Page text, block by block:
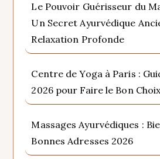
Le Pouvoir Guérisseur du
Un Secret Ayurvédique
Relaxation Profonde
Centre de Yoga à Paris :
2026 pour Faire le Bon
Massages Ayurvédiques :
Bonnes Adresses 2026